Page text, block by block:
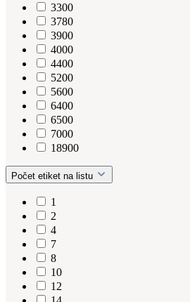
3300
3780
3900
4000
4400
5200
5600
6400
6500
7000
18900
Počet etiket na listu
1
2
4
7
8
10
12